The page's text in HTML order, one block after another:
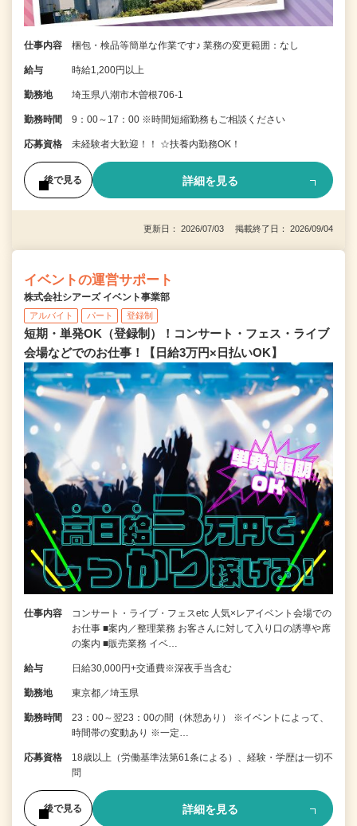
仕事内容 梱包・検品等簡単な作業です♪ 業務の変更範囲：なし
給与 時給1,200円以上
勤務地 埼玉県八潮市木曽根706-1
勤務時間 9：00～17：00 ※時間短縮勤務もご相談ください
応募資格 未経験者大歓迎！！ ☆扶養内勤務OK！
後で見る 詳細を見る
更新日： 2026/07/03 掲載終了日： 2026/09/04
イベントの運営サポート
株式会社シアーズ イベント事業部
アルバイト パート 登録制
短期・単発OK（登録制）！コンサート・フェス・ライブ
会場などでのお仕事！【日給3万円×日払いOK】
仕事内容
コンサート・ライブ・フェスetc 人気×レアイベント会場での
お仕事 ■案内／整理業務 お客さんに対して入り口の誘導や席
の案内 ■販売業務 イベ…
給与 日給30,000円+交通費※深夜手当含む
勤務地 東京都／埼玉県
勤務時間
23：00～翌23：00の間（休憩あり） ※イベントによって、
時間帯の変動あり ※一定…
応募資格
18歳以上（労働基準法第61条による）、経験・学歴は一切不
問
後で見る 詳細を見る